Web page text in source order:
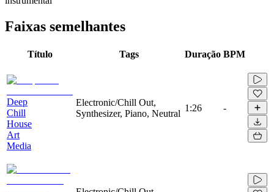
Faixas semelhantes
Título Tags Duração BPM
Deep
Chill
House
Art
Media
Electronic/Chill Out,
Synthesizer, Piano, Neutral
1:26 -